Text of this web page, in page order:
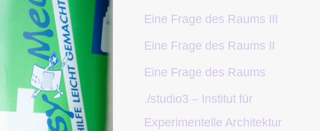
Eine Frage des Raums III
Eine Frage des Raums II
Eine Frage des Raums
./studio3 – Institut für
Experimentelle Architektur